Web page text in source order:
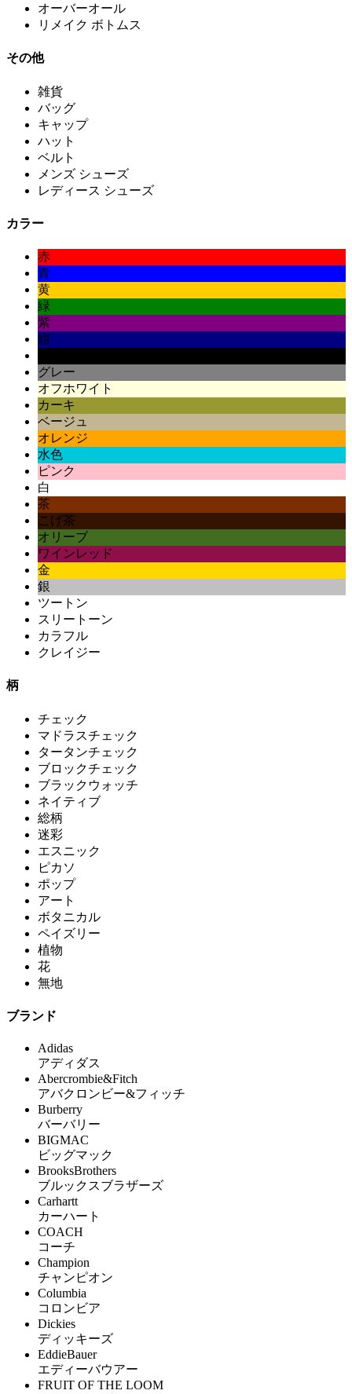
オーバーオール
リメイク ボトムス
その他
雑貨
バッグ
キャップ
ハット
ベルト
メンズ シューズ
レディース シューズ
カラー
赤
青
黄
緑
紫
紺
グレー
オフホワイト
カーキ
ベージュ
オレンジ
水色
ピンク
白
茶
こげ茶
オリーブ
ワインレッド
金
銀
ツートン
スリートーン
カラフル
クレイジー
柄
チェック
マドラスチェック
タータンチェック
ブロックチェック
ブラックウォッチ
ネイティブ
総柄
迷彩
エスニック
ピカソ
ポップ
アート
ボタニカル
ペイズリー
植物
花
無地
ブランド
Adidas
アディダス
Abercrombie&Fitch
アバクロンビー&フィッチ
Burberry
バーバリー
BIGMAC
ビッグマック
BrooksBrothers
ブルックスブラザーズ
Carhartt
カーハート
COACH
コーチ
Champion
チャンピオン
Columbia
コロンビア
Dickies
ディッキーズ
EddieBauer
エディーバウアー
FRUIT OF THE LOOM